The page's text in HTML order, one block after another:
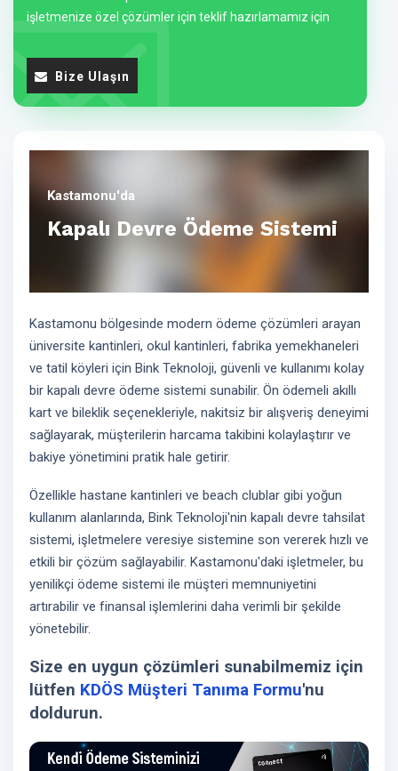
işletmenize özel çözümler için teklif hazırlamamız için
Bize Ulaşın
Kastamonu'da
Kapalı Devre Ödeme Sistemi
Kastamonu bölgesinde modern ödeme çözümleri arayan
üniversite kantinleri, okul kantinleri, fabrika yemekhaneleri
ve tatil köyleri için Bink Teknoloji, güvenli ve kullanımı kolay
bir kapalı devre ödeme sistemi sunabilir. Ön ödemeli akıllı
kart ve bileklik seçenekleriyle, nakitsiz bir alışveriş deneyimi
sağlayarak, müşterilerin harcama takibini kolaylaştırır ve
bakiye yönetimini pratik hale getirir.
Özellikle hastane kantinleri ve beach clublar gibi yoğun
kullanım alanlarında, Bink Teknoloji'nin kapalı devre tahsilat
sistemi, işletmelere veresiye sistemine son vererek hızlı ve
etkili bir çözüm sağlayabilir. Kastamonu'daki işletmeler, bu
yenilikçi ödeme sistemi ile müşteri memnuniyetini
artırabilir ve finansal işlemlerini daha verimli bir şekilde
yönetebilir.
Size en uygun çözümleri sunabilmemiz için
lütfen KDÖS Müşteri Tanıma Formu'nu
doldurun.